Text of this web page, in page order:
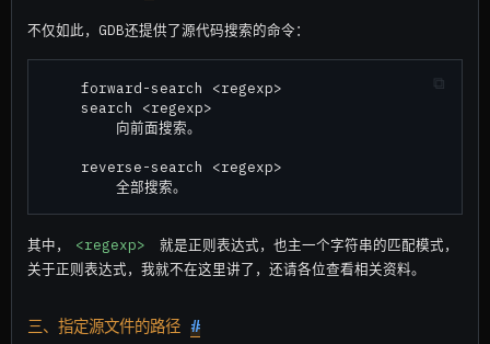
不仅如此，GDB还提供了源代码搜索的命令：
    forward-search <regexp>
    search <regexp>
        向前面搜索。
    reverse-search <regexp>
其中， <regexp>
就是正则表达式，也主一个字符串的匹配模式，
关于正则表达式，我就不在这里讲了，还请各位查看相关资料。
三、指定源文件的路径 #